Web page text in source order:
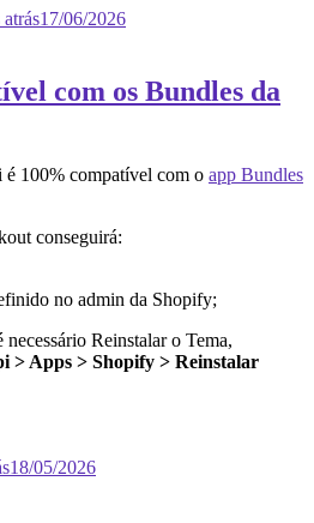
17/06/2026
com os Bundles da
100% compatível com o app Bundles
conseguirá:
no admin da Shopify;
Reinstalar o Tema,
> Apps > Shopify > Reinstalar
18/05/2026